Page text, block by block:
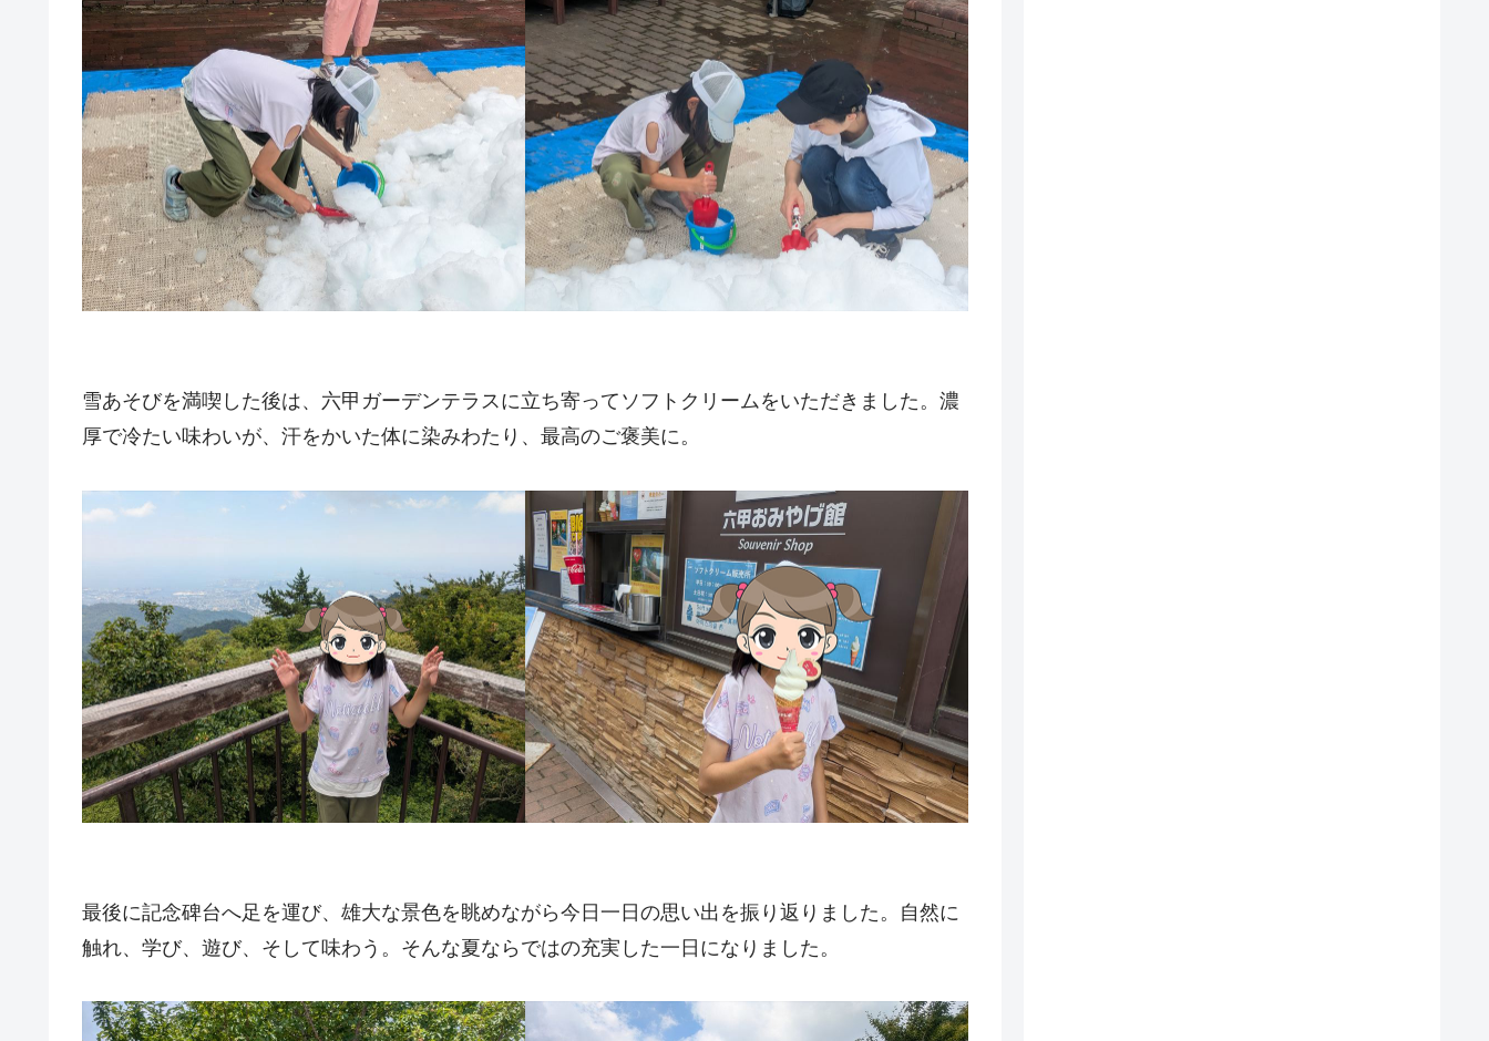
雪あそびを満喫した後は、六甲ガーデンテラスに立ち寄ってソフトクリームをいただきました。濃
厚で冷たい味わいが、汗をかいた体に染みわたり、最高のご褒美に。
最後に記念碑台へ足を運び、雄大な景色を眺めながら今日一日の思い出を振り返りました。自然に
触れ、学び、遊び、そして味わう。そんな夏ならではの充実した一日になりました。